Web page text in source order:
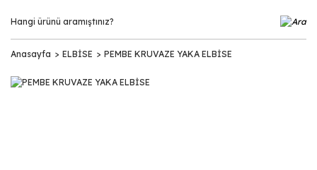
Anasayfa ELBİSE PEMBE KRUVAZE YAKA ELBİSE